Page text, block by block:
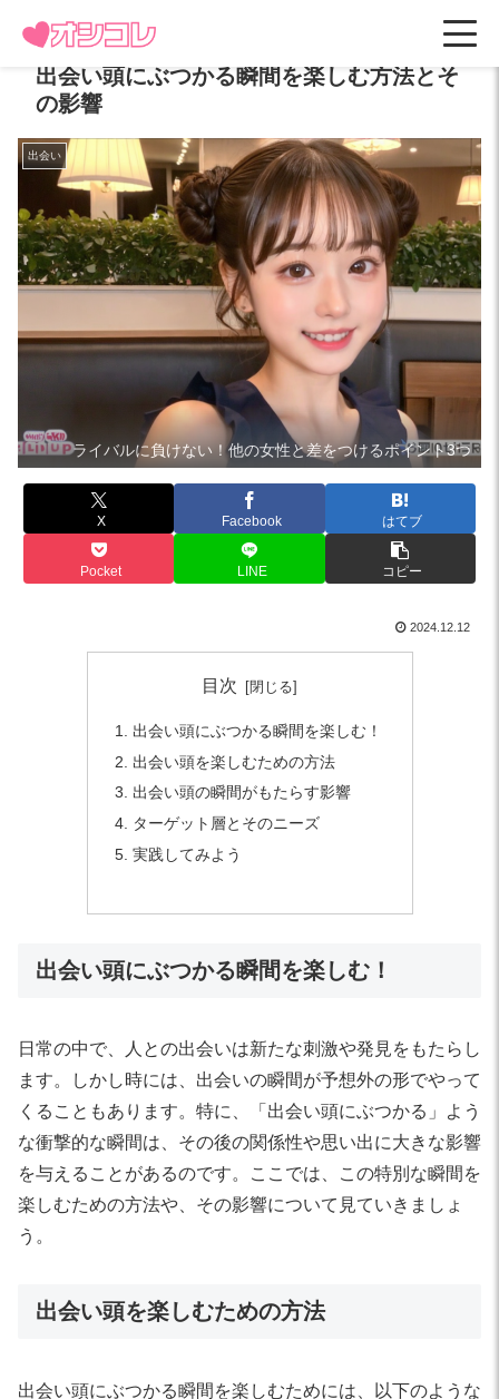
出会い頭にぶつかる瞬間を楽しむ方法とそ
の影響
出会い
ライバルに負けない！他の女性と差をつけるポイント3つ
X Facebook はてブ
Pocket LINE コピー
2024.12.12
目次
出会い頭にぶつかる瞬間を楽しむ！
出会い頭を楽しむための方法
出会い頭の瞬間がもたらす影響
ターゲット層とそのニーズ
実践してみよう
出会い頭にぶつかる瞬間を楽しむ！
日常の中で、人との出会いは新たな刺激や発見をもたらし
ます。しかし時には、出会いの瞬間が予想外の形でやって
くることもあります。特に、「出会い頭にぶつかる」よう
な衝撃的な瞬間は、その後の関係性や思い出に大きな影響
を与えることがあるのです。ここでは、この特別な瞬間を
楽しむための方法や、その影響について見ていきましょ
う。
出会い頭を楽しむための方法
出会い頭にぶつかる瞬間を楽しむためには、以下のような